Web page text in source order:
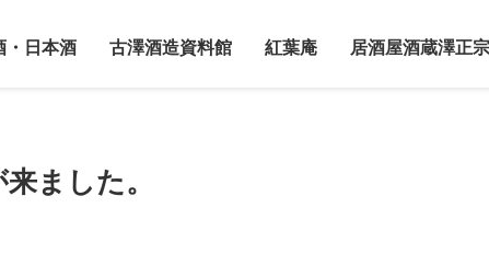
・日本酒 古澤酒造資料館 紅葉庵 居酒屋酒蔵澤正宗
ました。